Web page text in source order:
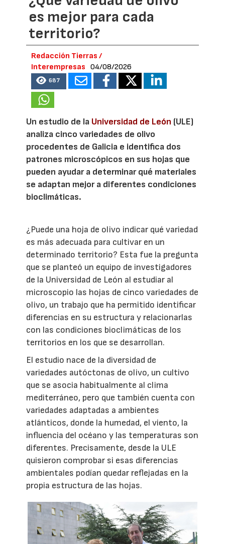
es mejor para cada
territorio?
Redacción Tierras /
Interempresas
04/08/2026
687
Un estudio de la Universidad de León (ULE)
analiza cinco variedades de olivo
procedentes de Galicia e identifica dos
patrones microscópicos en sus hojas que
pueden ayudar a determinar qué materiales
se adaptan mejor a diferentes condiciones
bioclimáticas.
¿Puede una hoja de olivo indicar qué variedad
es más adecuada para cultivar en un
determinado territorio? Esta fue la pregunta
que se planteó un equipo de investigadores
de la Universidad de León al estudiar al
microscopio las hojas de cinco variedades de
olivo, un trabajo que ha permitido identificar
diferencias en su estructura y relacionarlas
con las condiciones bioclimáticas de los
territorios en los que se desarrollan.
El estudio nace de la diversidad de
variedades autóctonas de olivo, un cultivo
que se asocia habitualmente al clima
mediterráneo, pero que también cuenta con
variedades adaptadas a ambientes
atlánticos, donde la humedad, el viento, la
influencia del océano y las temperaturas son
diferentes. Precisamente, desde la ULE
quisieron comprobar si esas diferencias
ambientales podían quedar reflejadas en la
propia estructura de las hojas.